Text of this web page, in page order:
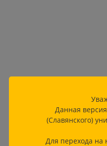
Данная
(Славянского)
Для перехода на